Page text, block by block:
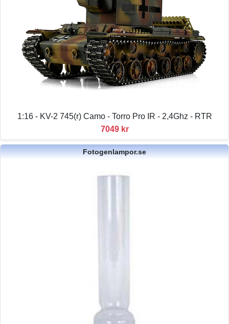
1:16 - KV-2 745(r) Camo - Torro Pro IR - 2,4Ghz - RTR
7049 kr
Fotogenlampor.se